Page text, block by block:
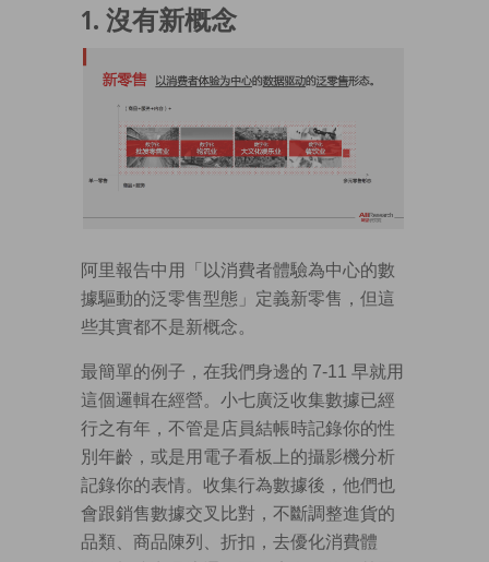
1. 沒有新概念
阿里報告中用「以消費者體驗為中心的數
據驅動的泛零售型態」定義新零售，但這
些其實都不是新概念。
最簡單的例子，在我們身邊的 7-11 早就用
這個邏輯在經營。小七廣泛收集數據已經
行之有年，不管是店員結帳時記錄你的性
別年齡，或是用電子看板上的攝影機分析
記錄你的表情。收集行為數據後，他們也
會跟銷售數據交叉比對，不斷調整進貨的
品類、商品陳列、折扣，去優化消費體